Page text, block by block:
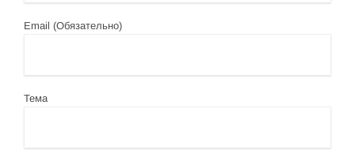
Email (Обязательно)
Тема